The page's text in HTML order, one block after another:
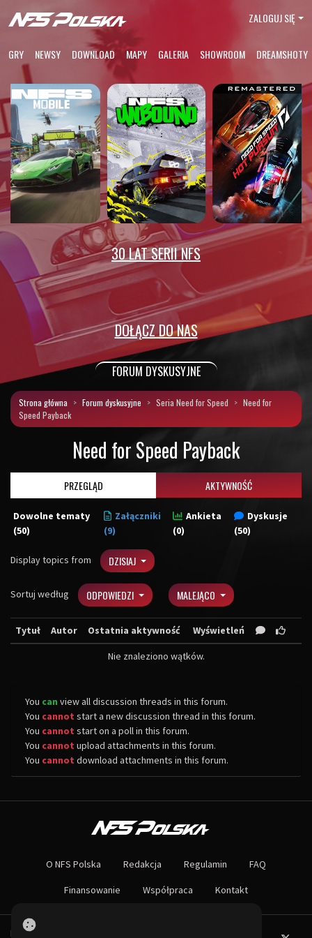
GRY NEWSY DOWNLOAD MAPY GALERIA SHOWROOM DREAMSHOTY
ZALOGUJ SIĘ
30 LAT SERII NFS
DOŁĄCZ DO NAS
FORUM DYSKUSYJNE
Strona główna Forum dyskusyjne Seria Need for Speed
Need for
Speed Payback
Need for Speed Payback
PRZEGLĄD AKTYWNOŚĆ
Dowolne tematy
(50)
Załączniki
(9)
Ankieta
(0)
Dyskusje
(50)
Display topics from DZISIAJ
Sortuj według ODPOWIEDZI MALEJĄCO
Tytuł Autor Ostatnia aktywność Wyświetleń
Nie znaleziono wątków.
You can view all discussion threads in this forum.
You cannot start a new discussion thread in this forum.
You cannot start on a poll in this forum.
You cannot upload attachments in this forum.
You cannot download attachments in this forum.
Największa społeczność Need for Speed w Polsce! Znajdziesz u nas
Nie czekaj dłużej - wstąp do naszej społeczności! Czekamy na ciebie!
O NFS Polska Redakcja Regulamin FAQ
Finansowanie Współpraca Kontakt
Powered by PHP-Fusion.